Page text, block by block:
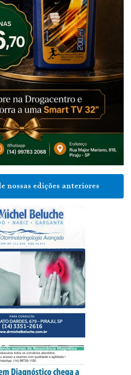
nossas edições anteriores